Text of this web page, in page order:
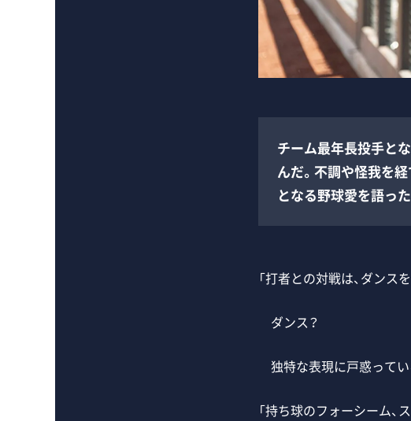
チーム最年長投手と
んだ。不調や怪我を
となる野球愛を語った
「打者との対戦は、ダンス
ダンス？
独特な表現に戸惑ってい
「持ち球のフォーシーム